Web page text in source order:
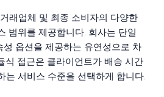
래업체 및 최종 소비자의 다양한
범위를 제공합니다. 회사는 단일
옵션을 제공하는 유연성으로 차
식 접근은 클라이언트가 배송 시간
는 서비스 수준을 선택하게 합니다.